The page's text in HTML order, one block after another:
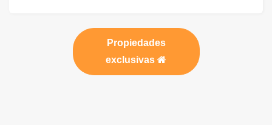
Propiedades
exclusivas